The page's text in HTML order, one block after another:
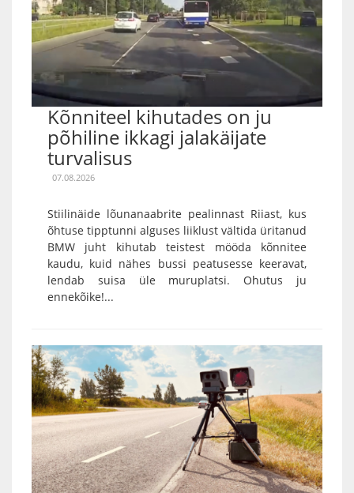
Kõnniteel kihutades on ju
põhiline ikkagi jalakäijate
turvalisus
07.08.2026
Stiilinäide lõunanaabrite pealinnast Riiast, kus
õhtuse tipptunni alguses liiklust vältida üritanud
BMW juht kihutab teistest mööda kõnnitee
kaudu, kuid nähes bussi peatusesse keeravat,
lendab suisa üle muruplatsi. Ohutus ju
ennekõike!...